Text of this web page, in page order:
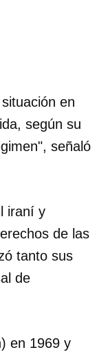
en
según su
señaló
iraní y
de las
tanto sus
de
en 1969 y